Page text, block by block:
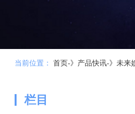
当前位置： 首页-》 产品快讯-》 未来
栏目